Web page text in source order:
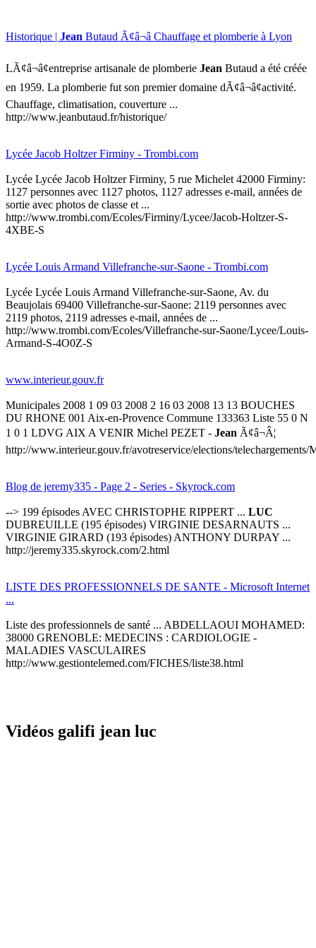
Historique | Jean Butaud Ã¢â¬â Chauffage et plomberie à Lyon
LÃ¢â¬â¢entreprise artisanale de plomberie Jean Butaud a été créée
en 1959. La plomberie fut son premier domaine dÃ¢â¬â¢activité.
Chauffage, climatisation, couverture ...
http://www.jeanbutaud.fr/historique/
Lycée Jacob Holtzer Firminy - Trombi.com
Lycée Lycée Jacob Holtzer Firminy, 5 rue Michelet 42000 Firminy:
1127 personnes avec 1127 photos, 1127 adresses e-mail, années de
sortie avec photos de classe et ...
http://www.trombi.com/Ecoles/Firminy/Lycee/Jacob-Holtzer-S-
4XBE-S
Lycée Louis Armand Villefranche-sur-Saone - Trombi.com
Lycée Lycée Louis Armand Villefranche-sur-Saone, Av. du
Beaujolais 69400 Villefranche-sur-Saone: 2119 personnes avec
2119 photos, 2119 adresses e-mail, années de ...
http://www.trombi.com/Ecoles/Villefranche-sur-Saone/Lycee/Louis-
Armand-S-4O0Z-S
www.interieur.gouv.fr
Municipales 2008 1 09 03 2008 2 16 03 2008 13 13 BOUCHES
DU RHONE 001 Aix-en-Provence Commune 133363 Liste 55 0 N
1 0 1 LDVG AIX A VENIR Michel PEZET - Jean Ã¢â¬Â¦
http://www.interieur.gouv.fr/avotreservice/elections/
Blog de jeremy335 - Page 2 - Series - Skyrock.com
--> 199 épisodes AVEC CHRISTOPHE RIPPERT ... LUC
DUBREUILLE (195 épisodes) VIRGINIE DESARNAUTS ...
VIRGINIE GIRARD (193 épisodes) ANTHONY DURPAY ...
http://jeremy335.skyrock.com/2.html
LISTE DES PROFESSIONNELS DE SANTE - Microsoft Internet
...
Liste des professionnels de santé ... ABDELLAOUI MOHAMED:
38000 GRENOBLE: MEDECINS : CARDIOLOGIE -
MALADIES VASCULAIRES
http://www.gestiontelemed.com/FICHES/liste38.html
Vidéos galifi jean luc